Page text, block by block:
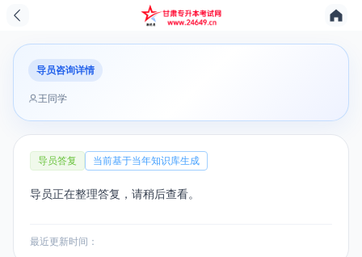
导员咨询详情
王同学
导员答复 当前基于当年知识库生成
导员正在整理答复，请稍后查看。
最近更新时间：